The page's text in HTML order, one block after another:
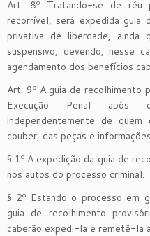
Art. 8º Tratando-se de réu
recorrível, será expedida guia
privativa de liberdade, ainda
suspensivo, devendo, nesse
agendamento dos benefícios
Art. 9º A guia de recolhimento
Execução Penal após
independentemente de
couber, das peças e
§ 1º A expedição da guia de
nos autos do processo criminal.
§ 2º Estando o processo em
guia de recolhimento
caberão expedi-la e remetê-la